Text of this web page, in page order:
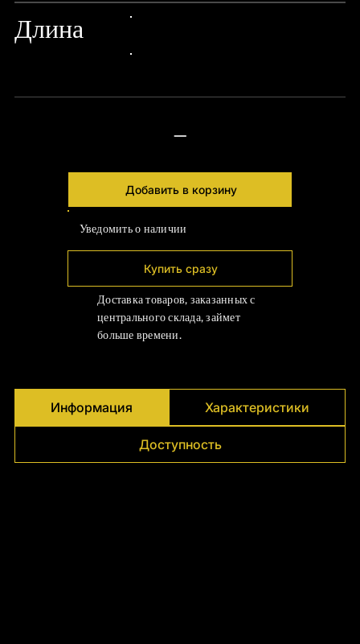
Длина
—
Добавить в корзину
Уведомить о наличии
Купить сразу
Доставка товаров, заказанных с
центрального склада, займет
больше времени.
Информация Характеристики
Доступность